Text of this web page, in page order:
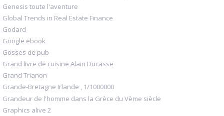
Genesis toute l'aventure
Global Trends in Real Estate Finance
Godard
Google ebook
Gosses de pub
Grand livre de cuisine Alain Ducasse
Grand Trianon
Grande-Bretagne Irlande , 1/1000000
Grandeur de l'homme dans la Grèce du Vème siècle
Graphics alive 2